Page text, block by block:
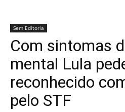
Sem Editoria
Com sintomas
mental Lula
reconhecido
pelo STF